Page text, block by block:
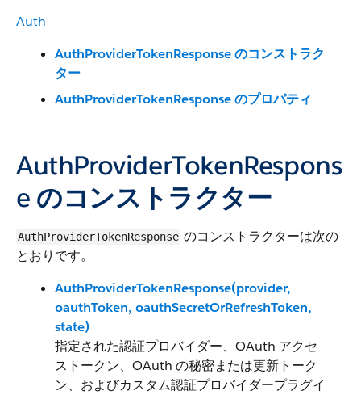
Auth
AuthProviderTokenResponse のコンストラク
ター
AuthProviderTokenResponse のプロパティ
AuthProviderTokenRespons
e のコンストラクター
AuthProviderTokenResponse のコンストラクターは次の
とおりです。
AuthProviderTokenResponse(provider,
oauthToken, oauthSecretOrRefreshToken,
state)
指定された認証プロバイダー、OAuth アクセ
ストークン、OAuth の秘密または更新トーク
ン、およびカスタム認証プロバイダープラグイ